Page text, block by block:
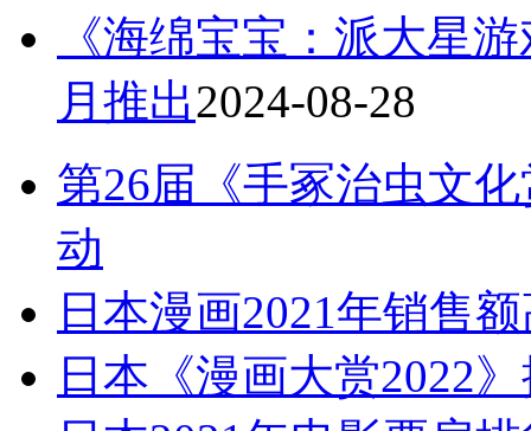
《海绵宝宝：派大星
月推出2024-08-28
第26届《手冢治虫文
动
日本漫画2021年销售
日本《漫画大赏2022